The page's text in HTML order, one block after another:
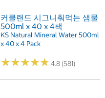
커클랜드 시그니춰먹는 샘물
500ml x 40 x 4팩
KS Natural Mineral Water 500ml
x 40 x 4 Pack
★★★★★
★★★★★ 4.8 (581)